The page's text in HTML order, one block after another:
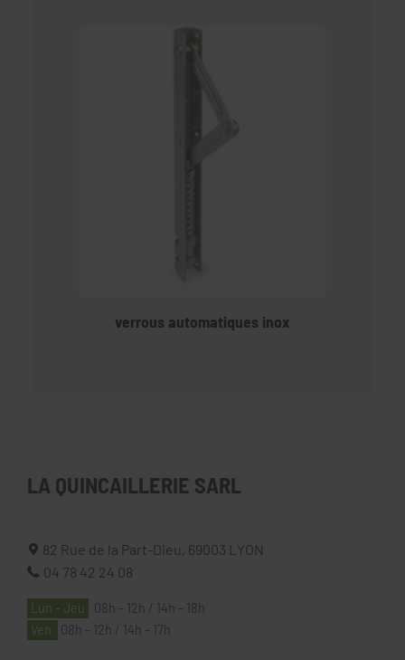
verrous automatiques inox
LA QUINCAILLERIE SARL
82 Rue de la Part-Dieu, 69003
LYON
04 78 42 24 08
Lun - Jeu
08h - 12h / 14h - 18h
Ven
08h - 12h / 14h - 17h